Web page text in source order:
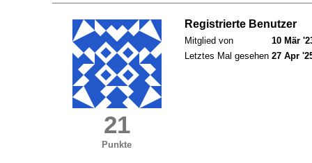
21
Punkte
Registrierte Benutzer
Mitglied von
10 Mär
Letztes Mal gesehen 27 Apr